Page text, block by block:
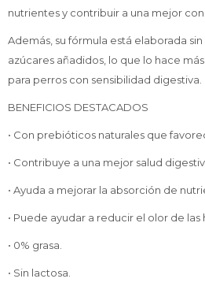
nutrientes y contribuir a una mejor
Además, su fórmula está elaborada sin
azúcares añadidos, lo que lo hace
para perros con sensibilidad digestiva.
BENEFICIOS DESTACADOS
• Con prebióticos naturales que
• Contribuye a una mejor salud
• Ayuda a mejorar la absorción de
• Puede ayudar a reducir el olor de las
• 0% grasa.
• Sin lactosa.